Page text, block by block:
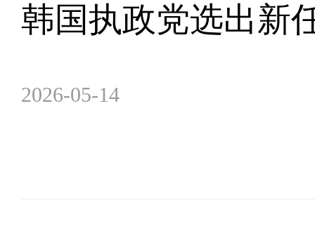
韩国执政党选出新
2026-05-14